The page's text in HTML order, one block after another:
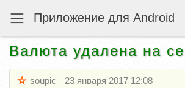
Приложение для Android
Валюта удалена на
soupic 23 января 2017 12:08